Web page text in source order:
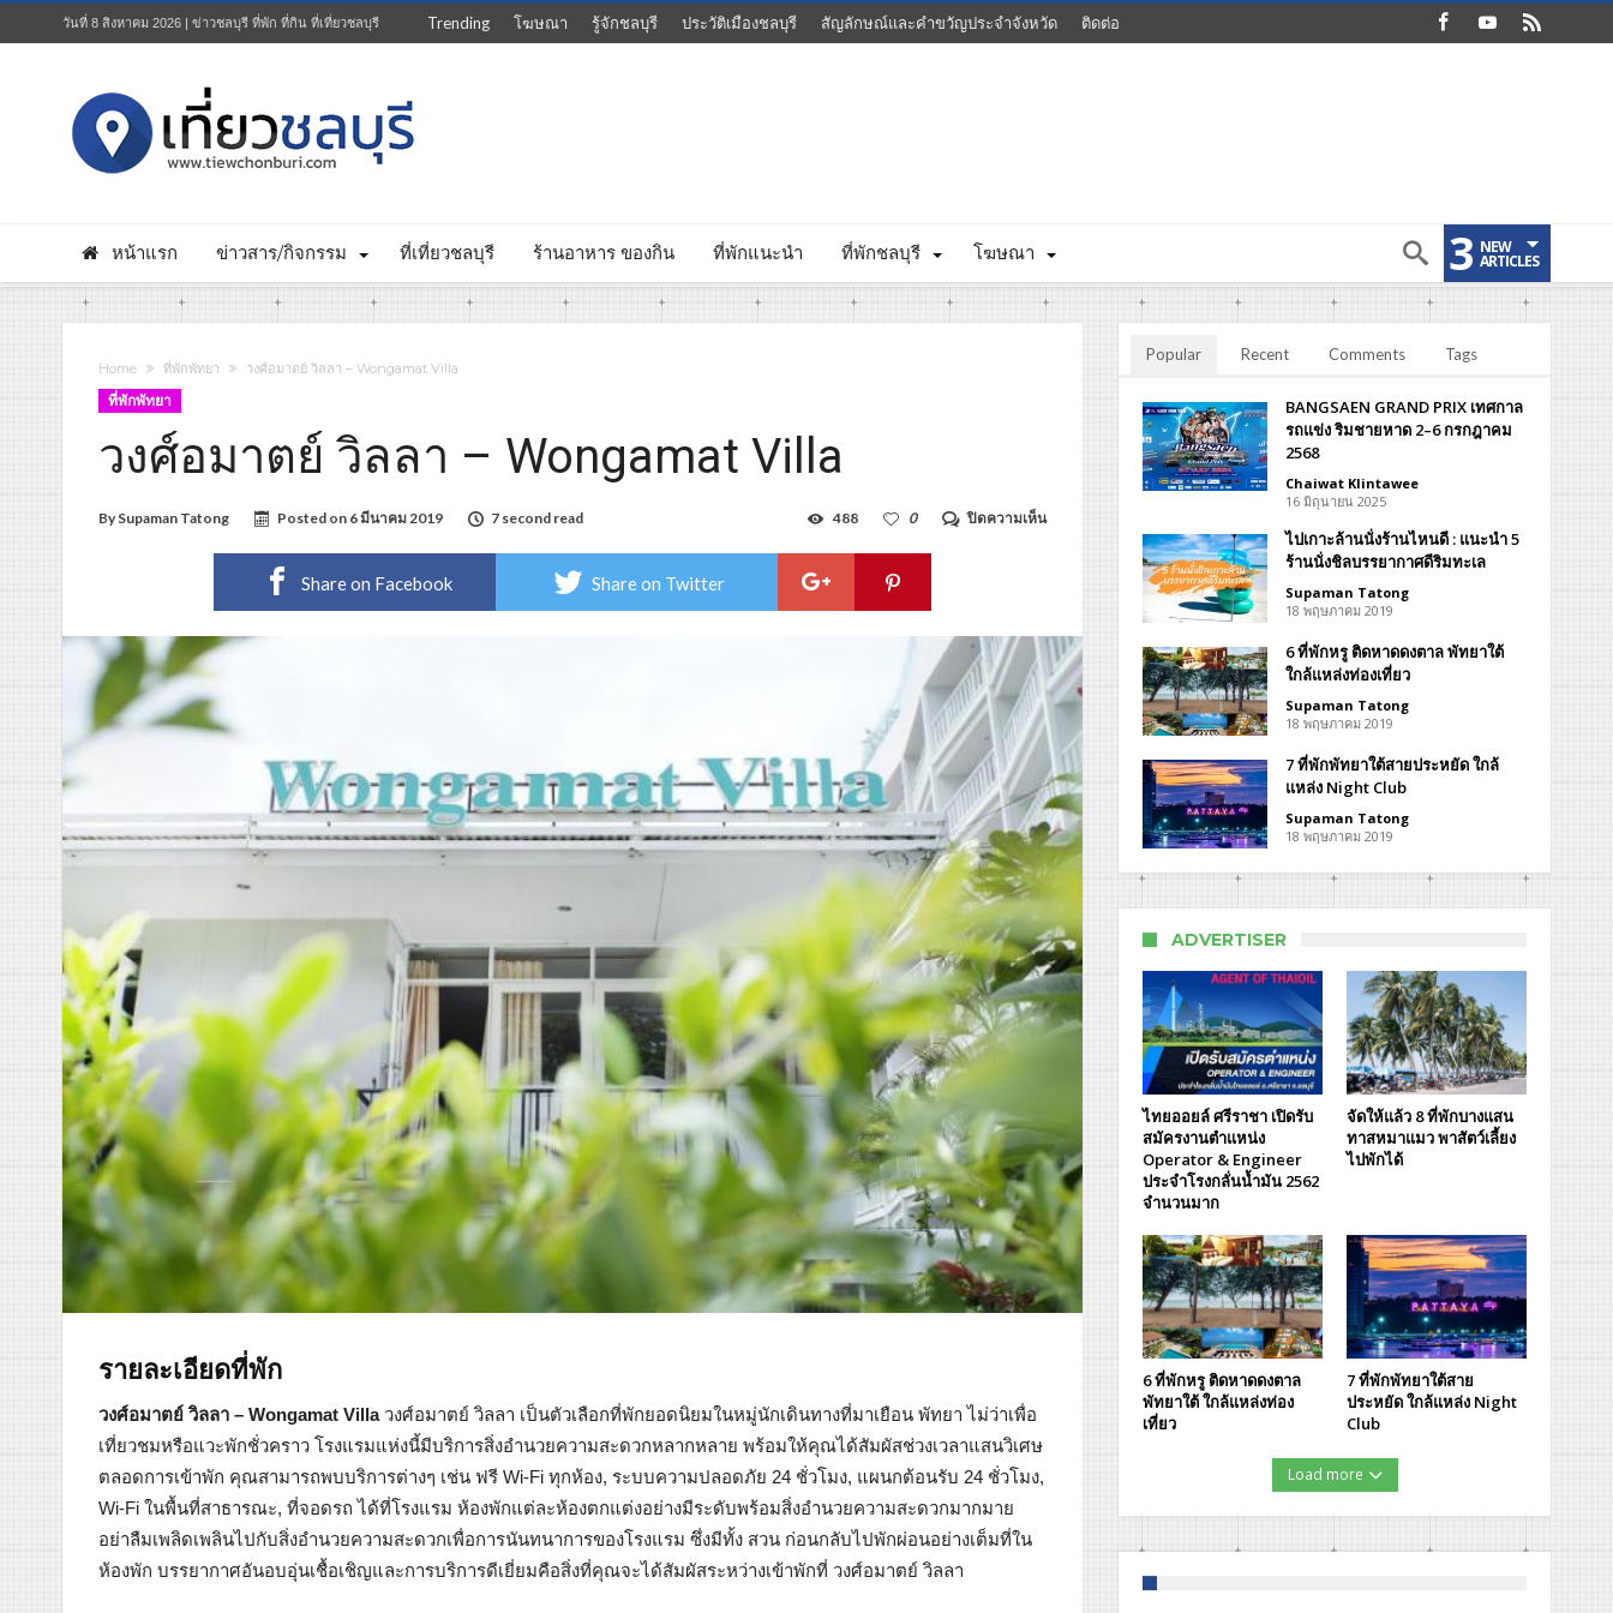
วันที่ 8 สิงหาคม 2026 | ข่าวชลบุรี ที่พัก ที่กิน ที่เที่ยวชลบุรี Trending โฆษณา รู้จักชลบุรี ประวัติเมืองชลบุรี สัญลักษณ์และคำขวัญประจำจังหวัด ติดต่อ
หน้าแรก ข่าวสาร/กิจกรรม ที่เที่ยวชลบุรี ร้านอาหาร ของกิน ที่พักแนะนำ ที่พักชลบุรี โฆษณา 3 NEW
ARTICLES
Home ที่พักพัทยา วงศ์อมาตย์ วิลลา – Wongamat Villa
ที่พักพัทยา
วงศ์อมาตย์ วิลลา – Wongamat Villa
By Supaman Tatong Posted on 6 มีนาคม 2019 7 second read ปิดความเห็นบน
Villa
0
488
Share on Facebook Share on Twitter
รายละเอียดที่พัก
วงศ์อมาตย์ วิลลา – Wongamat Villaวงศ์อมาตย์ วิลลา เป็นตัวเลือกที่พักยอดนิยมในหมู่นักเดินทางที่มาเยือน พัทยา ไม่ว่าเพื่อ
เที่ยวชมหรือแวะพักชั่วคราว โรงแรมแห่งนี้มีบริการสิ่งอำนวยความสะดวกหลากหลาย พร้อมให้คุณได้สัมผัสช่วงเวลาแสนวิเศษ
ตลอดการเข้าพัก คุณสามารถพบบริการต่างๆ เช่น ฟรี Wi-Fi ทุกห้อง, ระบบความปลอดภัย 24 ชั่วโมง, แผนกต้อนรับ 24 ชั่วโมง,
Wi-Fi ในพื้นที่สาธารณะ, ที่จอดรถ ได้ที่โรงแรม ห้องพักแต่ละห้องตกแต่งอย่างมีระดับพร้อมสิ่งอำนวยความสะดวกมากมาย
อย่าลืมเพลิดเพลินไปกับสิ่งอำนวยความสะดวกเพื่อการนันทนาการของโรงแรม ซึ่งมีทั้ง สวน ก่อนกลับไปพักผ่อนอย่างเต็มที่ใน
ห้องพัก บรรยากาศอันอบอุ่นเชื้อเชิญและการบริการดีเยี่ยมคือสิ่งที่คุณจะได้สัมผัสระหว่างเข้าพักที่ วงศ์อมาตย์ วิลลา
Popular Recent Comments Tags
BANGSAEN GRAND PRIX เทศกาล
รถแข่ง ริมชายหาด 2–6 กรกฎาคม
2568
Chaiwat Klintawee
16 มิถุนายน 2025
ไปเกาะล้านนั่งร้านไหนดี : แนะนำ 5
ร้านนั่งชิลบรรยากาศดีริมทะเล
Supaman Tatong
18 พฤษภาคม 2019
6 ที่พักหรู ติดหาดดงตาล พัทยาใต้
ใกล้แหล่งท่องเที่ยว
Supaman Tatong
18 พฤษภาคม 2019
7 ที่พักพัทยาใต้สายประหยัด ใกล้
แหล่ง Night Club
Supaman Tatong
18 พฤษภาคม 2019
ADVERTISER
ไทยออยล์ ศรีราชา เปิดรับ
สมัครงานตำแหน่ง
Operator & Engineer
ประจำโรงกลั่นน้ำมัน 2562
จำนวนมาก
จัดให้แล้ว 8 ที่พักบางแสน
ทาสหมาแมว พาสัตว์เลี้ยง
ไปพักได้
6 ที่พักหรู ติดหาดดงตาล
พัทยาใต้ ใกล้แหล่งท่อง
เที่ยว
7 ที่พักพัทยาใต้สาย
ประหยัด ใกล้แหล่ง Night
Club
Load more